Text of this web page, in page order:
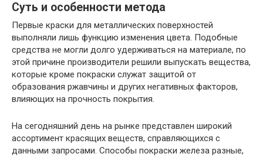
Суть и особенности метода
Первые краски для металлических поверхностей
выполняли лишь функцию изменения цвета. Подобные
средства не могли долго удерживаться на материале, по
этой причине производители решили выпускать вещества,
которые кроме покраски служат защитой от
образования ржавчины и других негативных факторов,
влияющих на прочность покрытия.
На сегодняшний день на рынке представлен широкий
ассортимент красящих веществ, справляющихся с
данными запросами. Способы покраски железа разные,